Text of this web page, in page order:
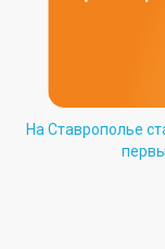
На Ставрополье